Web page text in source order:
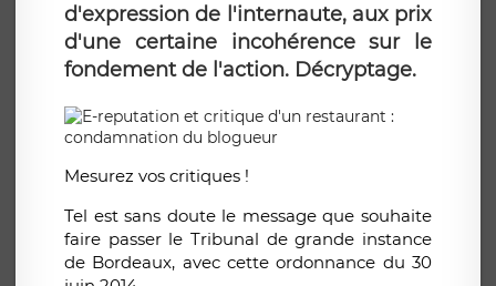
d'expression de l'internaute, aux prix
d'une certaine incohérence sur le
fondement de l'action. Décryptage.
Mesurez vos critiques !
Tel est sans doute le message que souhaite
faire passer le Tribunal de grande instance
de Bordeaux, avec cette ordonnance du 30